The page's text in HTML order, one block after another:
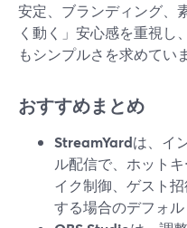
安定、ブランディング、
く動く」安心感を重視し
もシンプルさを求めてい
おすすめまとめ
StreamYardは、イ
ル配信で、ホット
イク制御、ゲスト
する場合のデフォル